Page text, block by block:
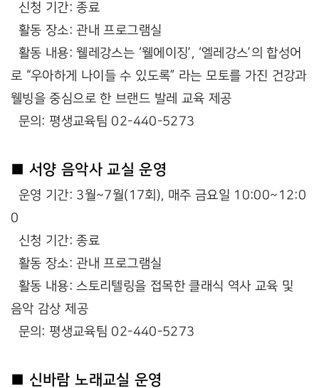
신청 기간: 종료
활동 장소: 관내 프로그램실
활동 내용: 웰레강스는 ‘웰에이징’, ‘엘레강스’의 합성어
로 “우아하게 나이들 수 있도록” 라는 모토를 가진 건강과
웰빙을 중심으로 한 브랜드 발레 교육 제공
문의: 평생교육팀 02-440-5273
■ 서양 음악사 교실 운영
운영 기간: 3월~7월(17회), 매주 금요일 10:00~12:0
0
신청 기간: 종료
활동 장소: 관내 프로그램실
활동 내용: 스토리텔링을 접목한 클래식 역사 교육 및
음악 감상 제공
문의: 평생교육팀 02-440-5273
■ 신바람 노래교실 운영